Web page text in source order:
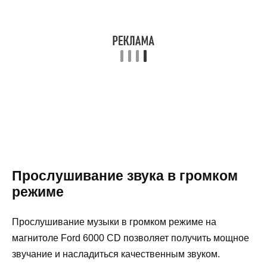
Прослушивание звука в громком
режиме
Прослушивание музыки в громком режиме на
магнитоле Ford 6000 CD позволяет получить мощное
звучание и насладиться качественным звуком.